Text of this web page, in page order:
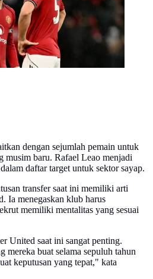
2025. (Oli SCARFF/AFP)
dengan sejumlah pemain untuk
musim baru. Rafael Leao menjadi
daftar target untuk sektor sayap.
transfer saat ini memiliki arti
Ia menegaskan klub harus
memiliki mentalitas yang sesuai
United saat ini sangat penting.
mereka buat selama sepuluh tahun
keputusan yang tepat," kata